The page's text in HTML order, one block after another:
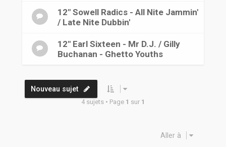
12" Sowell Radics - All Nite Jammin'
/ Late Nite Dubbin'
12" Earl Sixteen - Mr D.J. / Gilly
Buchanan - Ghetto Youths
Nouveau sujet
4 sujets • Page 1 sur 1
Aller à